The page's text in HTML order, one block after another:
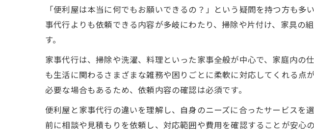
便利屋の掃除
片付けや不用
便利屋家事代
女性スタッフ
口コミや評判
便利屋家事代行
「便利屋は本当に何でもお願いできるの？」という疑問を持つ方も
事代行よりも依頼できる内容が多岐にわたり、掃除や片付け、家具
す。
家事代行は、掃除や洗濯、料理といった家事全般が中心で、家庭内
も生活に関わるさまざまな雑務や困りごとに柔軟に対応してくれる
必要な場合もあるため、依頼内容の確認は必須です。
便利屋と家事代行の違いを理解し、自身のニーズに合ったサービス
前に相談や見積もりを依頼し、対応範囲や費用を確認することが安心の